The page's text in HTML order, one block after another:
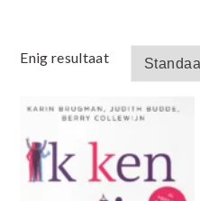
Enig resultaat